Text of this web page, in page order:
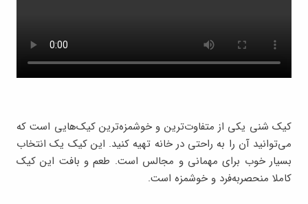
کیک شنی یکی از متفاوت‌ترین و خوشمزه‌ترین کیک‌هایی است که
می‌توانید آن را به راحتی در خانه تهیه کنید. این کیک یک انتخاب
بسیار خوب برای مهمانی‌ و مجالس است. طعم و بافت این کیک
کاملا منحصربه‌فرد و خوشمزه است.